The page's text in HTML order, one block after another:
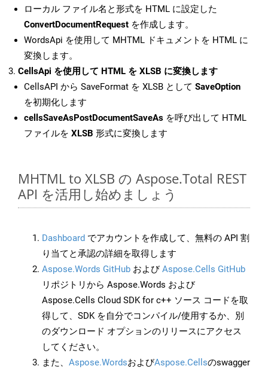
ローカル ファイル名と形式を HTML に設定した
ConvertDocumentRequest を作成します。
WordsApi を使用して MHTML ドキュメントを HTML に
変換します。
CellsApi を使用して HTML を XLSB に変換します
CellsAPI から SaveFormat を XLSB として SaveOption
を初期化します
cellsSaveAsPostDocumentSaveAs を呼び出して HTML
ファイルを XLSB 形式に変換します
MHTML to XLSB の Aspose.Total REST
API を活用し始めましょう
Dashboard でアカウントを作成して、無料の API 割
り当てと承認の詳細を取得します
Aspose.Words GitHub およびAspose.Cells GitHub
リポジトリから Aspose.Words および
Aspose.Cells Cloud SDK for c++ ソース コードを取
得して、SDK を自分でコンパイル/使用するか、別
のダウンロード オプションのリリースにアクセス
してください。
また、 Aspose.WordsおよびAspose.Cellsのswagger